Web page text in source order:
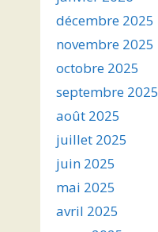
décembre 2025
novembre 2025
octobre 2025
septembre 2025
août 2025
juillet 2025
juin 2025
mai 2025
avril 2025